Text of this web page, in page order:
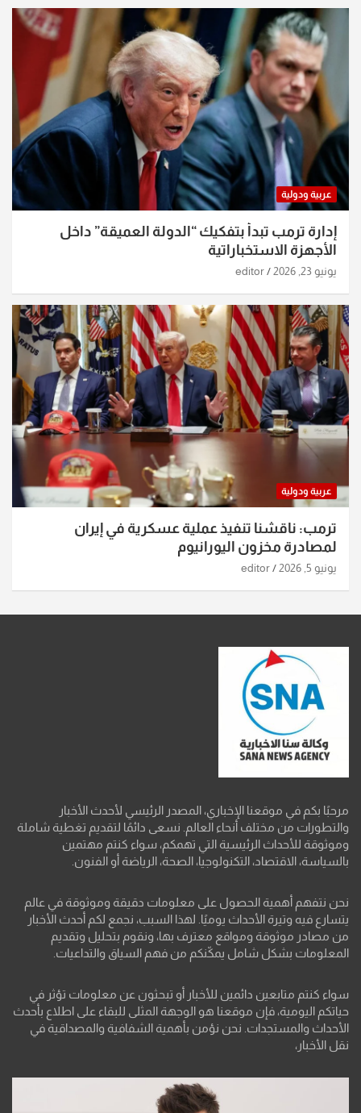
عربية ودولية
إدارة ترمب تبدأ بتفكيك “الدولة العميقة” داخل
الأجهزة الاستخباراتية
يونيو 23, 2026 editor
عربية ودولية
ترمب: ناقشنا تنفيذ عملية عسكرية في إيران
لمصادرة مخزون اليورانيوم
يونيو 5, 2026 editor
مرحبًا بكم في موقعنا الإخباري، المصدر الرئيسي لأحدث الأخبار
والتطورات من مختلف أنحاء العالم. نسعى دائمًا لتقديم تغطية شاملة
وموثوقة للأحداث الرئيسية التي تهمكم، سواء كنتم مهتمين
بالسياسة، الاقتصاد، التكنولوجيا، الصحة، الرياضة أو الفنون.
نحن نتفهم أهمية الحصول على معلومات دقيقة وموثوقة في عالم
يتسارع فيه وتيرة الأحداث يوميًا. لهذا السبب، نجمع لكم أحدث الأخبار
من مصادر موثوقة ومواقع معترف بها، ونقوم بتحليل وتقديم
المعلومات بشكل شامل يمكّنكم من فهم السياق والتداعيات.
سواء كنتم متابعين دائمين للأخبار أو تبحثون عن معلومات تؤثر في
حياتكم اليومية، فإن موقعنا هو الوجهة المثلى للبقاء على اطلاع بأحدث
الأحداث والمستجدات. نحن نؤمن بأهمية الشفافية والمصداقية في
نقل الأخبار،